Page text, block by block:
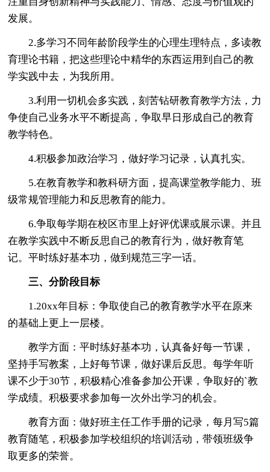
发展。
2.多学习不同年龄阶段学生的心理生理特点，多读教
育理论书籍，把这些理论中精华的东西运用到自己的教
学实践中去，为我所用。
3.利用一切机会多实践，刻苦钻研教育教学方法，力
争使自己业务水平不断提高，争取早日形成自己的教育
教学特色。
4.积极参加政治学习，做好学习记录，认真扎实。
5.在教育教学和教科研方面，提高课堂教学能力、班
级常规管理能力和反思教育的能力。
6.争取每学期在校区市里上好评优课或展示课。并且
在教学实践中不断反思自己的教育行为，做好教育笔
记。平时练好基本功，做到规范三字一话。
三、分阶段目标
1.20xx年目标：争取使自己的教育教学水平在原来
的基础上更上一层楼。
教学方面：平时练好基本功，认真备好每一节课，
坚持手写教案，上好每节课，做好课后反思。每学年听
课不少于30节，积极精心准备参加公开课，争取好的`教
学成绩。积极要求参加每一次外出学习的机会。
教育方面：做好班主任工作手册的记录，每月写5篇
教育随笔，积极参加学校组织的培训活动，带领班级争
取更多的荣誉。